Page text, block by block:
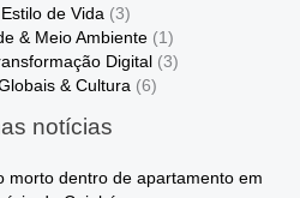
de Vida (3)
& Meio Ambiente (1)
Digital (3)
& Cultura (6)
notícias
morto dentro de apartamento em